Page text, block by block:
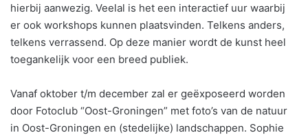
hierbij aanwezig. Veelal is het een interactief uur waarbij
er ook workshops kunnen plaatsvinden. Telkens anders,
telkens verrassend. Op deze manier wordt de kunst heel
toegankelijk voor een breed publiek.
Vanaf oktober t/m december zal er geëxposeerd worden
door Fotoclub “Oost-Groningen” met foto’s van de natuur
in Oost-Groningen en (stedelijke) landschappen. Sophie